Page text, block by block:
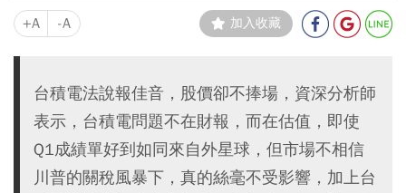
+A -A 加入收藏
台積電法說報佳音，股價卻不捧場，資深分析師
表示，台積電問題不在財報，而在估值，即使
Q1成績單好到如同來自外星球，但市場不相信
川普的關稅風暴下，真的絲毫不受影響，加上台